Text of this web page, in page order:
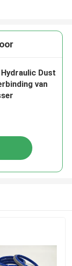
Dust
van